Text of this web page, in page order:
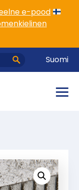
e-pood
Suomi